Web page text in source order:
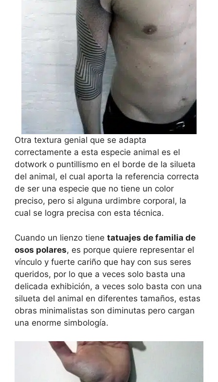
Otra textura genial que se adapta
correctamente a esta especie animal es el
dotwork o puntillismo en el borde de la silueta
del animal, el cual aporta la referencia correcta
de ser una especie que no tiene un color
preciso, pero si alguna urdimbre corporal, la
cual se logra precisa con esta técnica.
Cuando un lienzo tiene tatuajes de familia de
osos polares, es porque quiere representar el
vínculo y fuerte cariño que hay con sus seres
queridos, por lo que a veces solo basta una
delicada exhibición, a veces solo basta con una
silueta del animal en diferentes tamaños, estas
obras minimalistas son diminutas pero cargan
una enorme simbología.